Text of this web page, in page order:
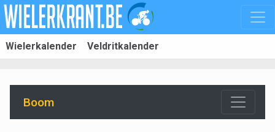
Wielerkalender Veldritkalender
Boom